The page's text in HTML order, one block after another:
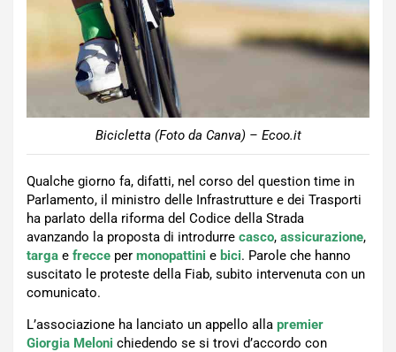
Bicicletta (Foto da Canva) – Ecoo.it
Qualche giorno fa, difatti, nel corso del question time in
Parlamento, il ministro delle Infrastrutture e dei Trasporti
ha parlato della riforma del Codice della Strada
avanzando la proposta di introdurre casco, assicurazione,
targa e frecce per monopattini e bici. Parole che hanno
suscitato le proteste della Fiab, subito intervenuta con un
comunicato.
L’associazione ha lanciato un appello alla premier
Giorgia Meloni chiedendo se si trovi d’accordo con